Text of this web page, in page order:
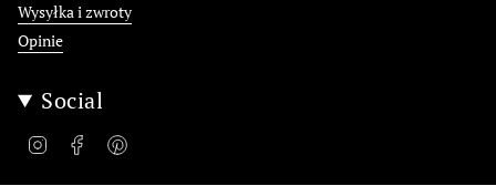
Wysyłka i zwroty
Opinie
Social
InstagramFacebook